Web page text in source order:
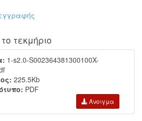
τεκμήριο
1-s2.0-S002364381300100X-
225.5Kb
PDF
Άνοιγμα